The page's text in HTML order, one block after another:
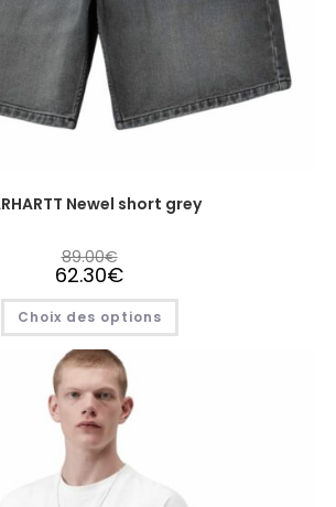
Newel short grey
89.00€
62.30€
Choix des options